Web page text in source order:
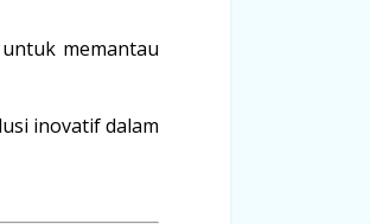
memantau
inovatif dalam